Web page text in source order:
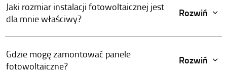
Jaki rozmiar instalacji fotowoltaicznej jest
dla mnie właściwy?
Rozwiń
Gdzie mogę zamontować panele
fotowoltaiczne?
Rozwiń